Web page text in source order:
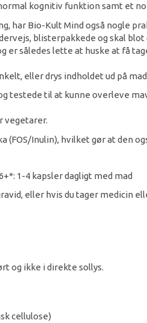
kognitiv funktion samt et
har Bio-Kult Mind også nogle
blisterpakkede og skal
er således lette at huske at få
eller drys indholdet ud på
testede til at kunne overleve
vegetarer.
Inulin), hvilket gør at den
1-4 kapsler dagligt med mad
eller hvis du tager medicin
og ikke i direkte sollys.
cellulose)